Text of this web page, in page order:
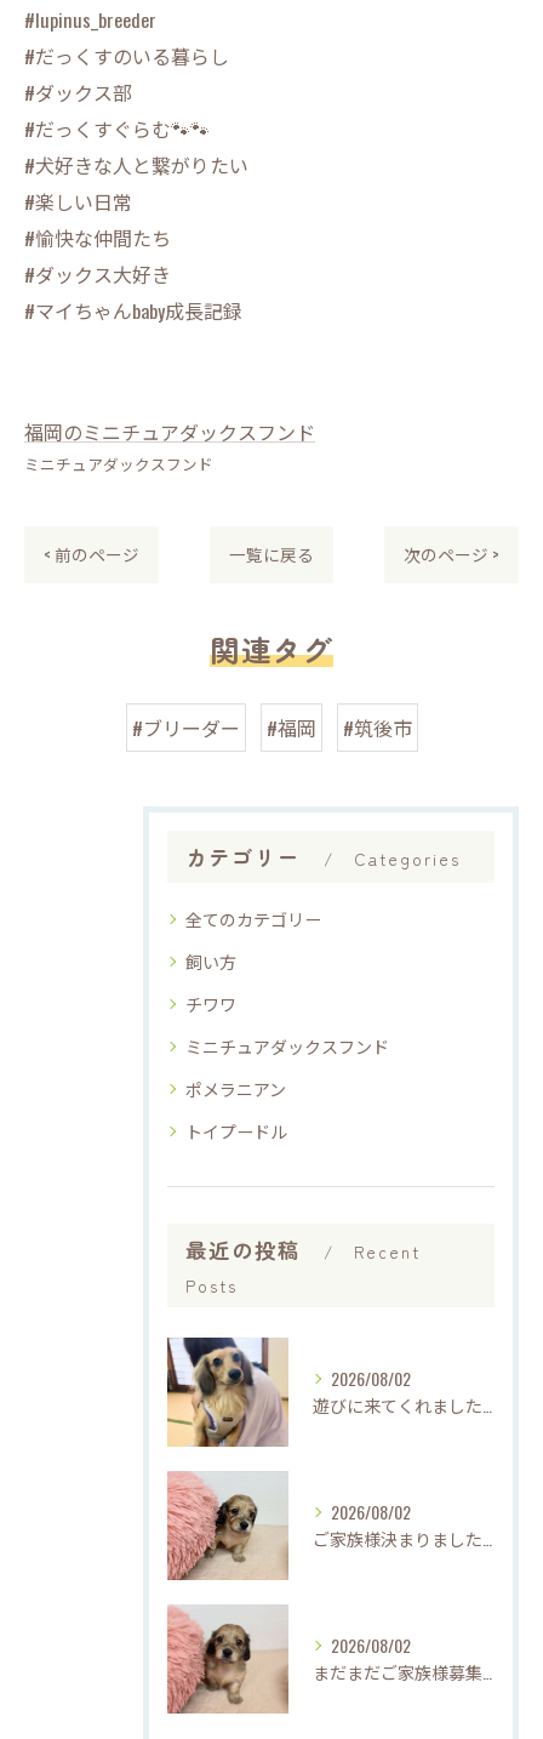
#lupinus_breeder
#だっくすのいる暮らし
#ダックス部
#だっくすぐらむ🐾🐾
#犬好きな人と繋がりたい
#楽しい日常
#愉快な仲間たち
#ダックス大好き
#マイちゃんbaby成長記録
福岡のミニチュアダックスフンド
ミニチュアダックスフンド
< 前のページ 一覧に戻る 次のページ >
関連タグ
#ブリーダー #福岡 #筑後市
カテゴリー Categories
全てのカテゴリー
飼い方
チワワ
ミニチュアダックスフンド
ポメラニアン
トイプードル
最近の投稿
Recent
Posts
2026/08/02
2026/08/02
2026/08/02